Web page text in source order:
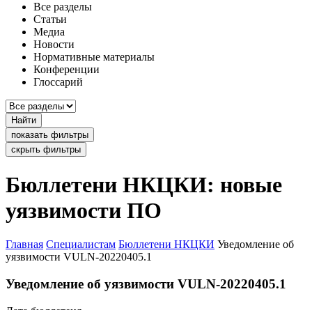
Все разделы
Статьи
Медиа
Новости
Нормативные материалы
Конференции
Глоссарий
Найти
показать фильтры
скрыть фильтры
Бюллетени НКЦКИ: новые
уязвимости ПО
Главная Специалистам Бюллетени НКЦКИ Уведомление об
уязвимости VULN-20220405.1
Уведомление об уязвимости VULN-20220405.1